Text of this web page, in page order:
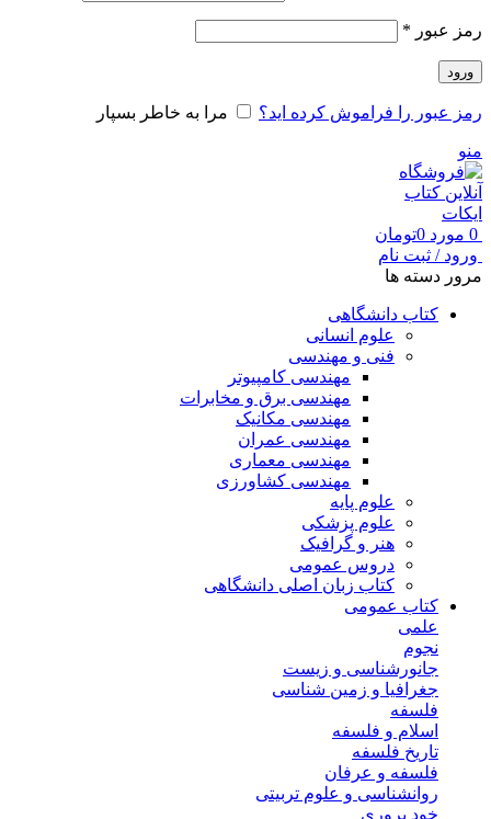
رمز عبور *
ورود
رمز عبور را فراموش کرده اید؟ مرا به خاطر بسپار
منو
0 مورد 0تومان
ورود / ثبت نام
مرور دسته ها
کتاب دانشگاهی
علوم انسانی
فنی و مهندسی
مهندسی کامپیوتر
مهندسی برق و مخابرات
مهندسی مکانیک
مهندسی عمران
مهندسی معماری
مهندسی کشاورزی
علوم پایه
علوم پزشکی
هنر و گرافیک
دروس عمومی
کتاب زبان اصلی دانشگاهی
کتاب عمومی
علمی
نجوم
جانورشناسی و زیست
جغرافیا و زمین شناسی
فلسفه
اسلام و فلسفه
تاریخ فلسفه
فلسفه و عرفان
روانشناسی و علوم تربیتی
خود پروری